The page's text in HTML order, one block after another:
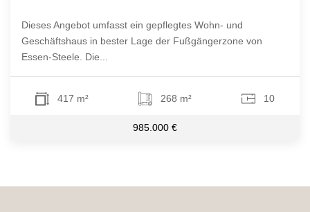
Dieses Angebot umfasst ein gepflegtes Wohn- und
Geschäftshaus in bester Lage der Fußgängerzone von
Essen-Steele. Die...
417 m² 268 m² 10
985.000 €